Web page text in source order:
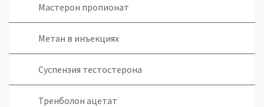
Мастерон пропионат
Метан в инъекциях
Суспензия тестостерона
Тренболон ацетат